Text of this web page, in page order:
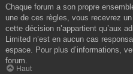
Chaque forum a son propre
une de ces règles, vous recevrez
cette décision n’appartient qu’aux
Limited n’est en aucun cas
espace. Pour plus d’informations,
forum.
Haut